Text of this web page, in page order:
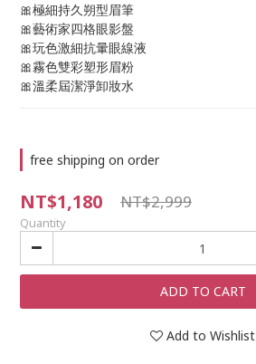
🎀極細持久朔型眉筆
🎀藝術家四格眼影盤
🎀玩色激細抗暈眼線液
🎀霧色雙彩塑形眉粉
🎀溫柔屆潔淨卸妝水
free shipping on order
NT$1,180 NT$2,999
Quantity
ADD TO CART
Add to Wishlist